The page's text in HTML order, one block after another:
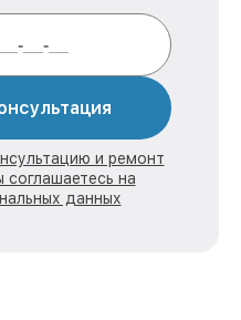
и ремонт
соглашаетесь на
данных